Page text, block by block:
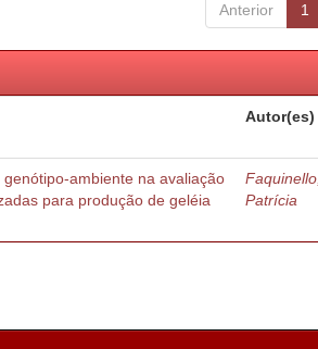
Anterior 1
Autor(es)
ambiente na avaliação
para produção de geléia
Faquinello,
Patrícia